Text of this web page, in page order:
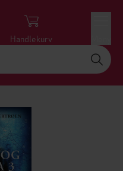
Handlekurv